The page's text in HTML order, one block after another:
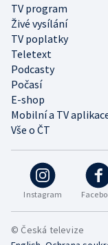
Instagram
TV program
Živé vysílání
TV poplatky
Teletext
Podcasty
Počasí
E-shop
Mobilní a TV
Vše o ČT
© Česká televize